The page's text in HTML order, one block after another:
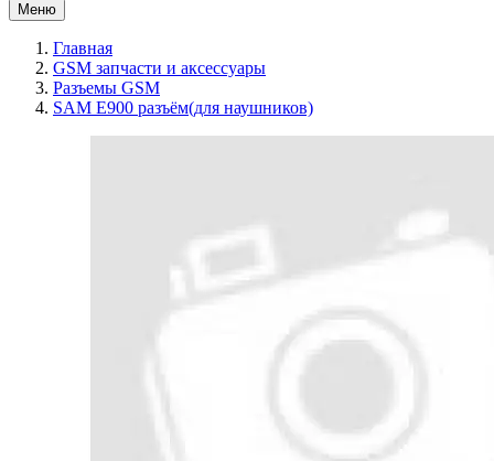
Меню
Главная
GSM запчасти и аксессуары
Разъемы GSM
SAM E900 разъём(для наушников)